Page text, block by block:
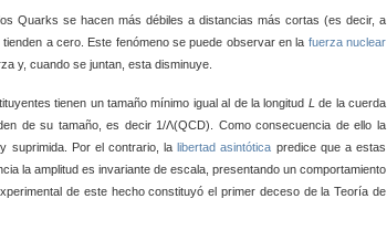
Quarks se hacen más débiles a distancias más cortas (es decir, a
a cero. Este fenómeno se puede observar en la fuerza nuclear
y, cuando se juntan, esta disminuye.
tienen un tamaño mínimo igual al de la longitud L de la cuerda
de su tamaño, es decir 1/Λ(QCD). Como consecuencia de ello la
suprimida. Por el contrario, lalibertad asintótica predice que a estas
la amplitud es invariante de escala, presentando un comportamiento
de este hecho constituyó el primer deceso de la Teoría de